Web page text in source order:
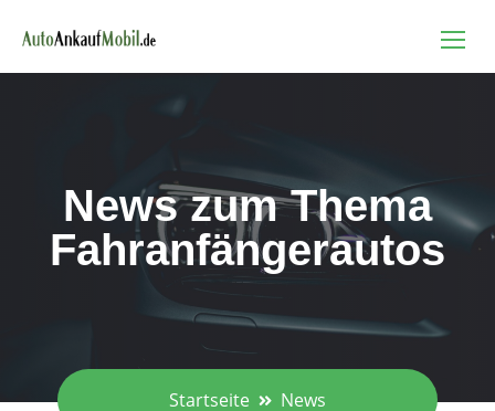
News zum Thema
Fahranfängerautos
Startseite News